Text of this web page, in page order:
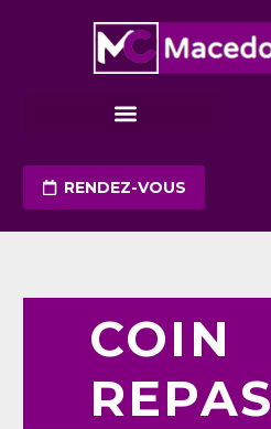
RENDEZ-VOUS
COIN
REPAS